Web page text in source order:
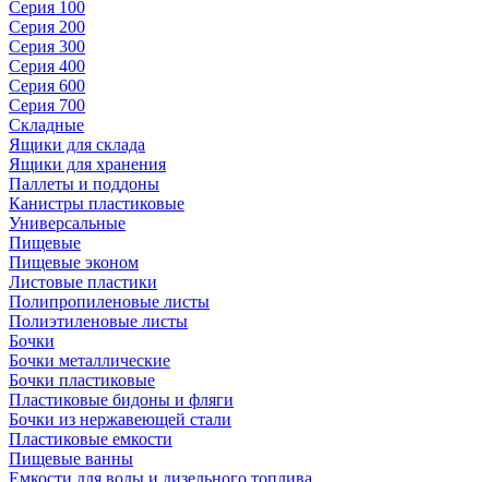
Серия 100
Серия 200
Серия 300
Серия 400
Серия 600
Серия 700
Складные
Ящики для склада
Ящики для хранения
Паллеты и поддоны
Канистры пластиковые
Универсальные
Пищевые
Пищевые эконом
Листовые пластики
Полипропиленовые листы
Полиэтиленовые листы
Бочки
Бочки металлические
Бочки пластиковые
Пластиковые бидоны и фляги
Бочки из нержавеющей стали
Пластиковые емкости
Пищевые ванны
Емкости для воды и дизельного топлива